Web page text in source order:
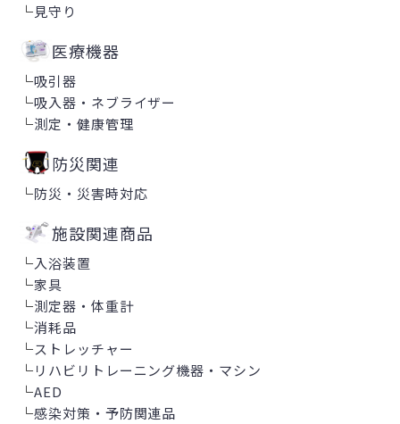
└見守り
医療機器
└吸引器
└吸入器・ネブライザー
└測定・健康管理
防災関連
└防災・災害時対応
施設関連商品
└入浴装置
└家具
└測定器・体重計
└消耗品
└ストレッチャー
└リハビリトレーニング機器・マシン
└AED
└感染対策・予防関連品